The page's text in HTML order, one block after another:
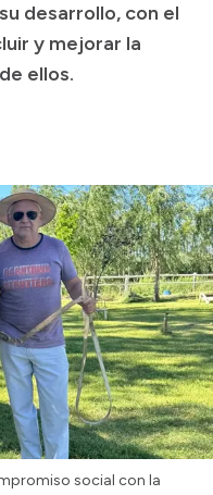
desarrollo, con el
y mejorar la
ellos.
social con la